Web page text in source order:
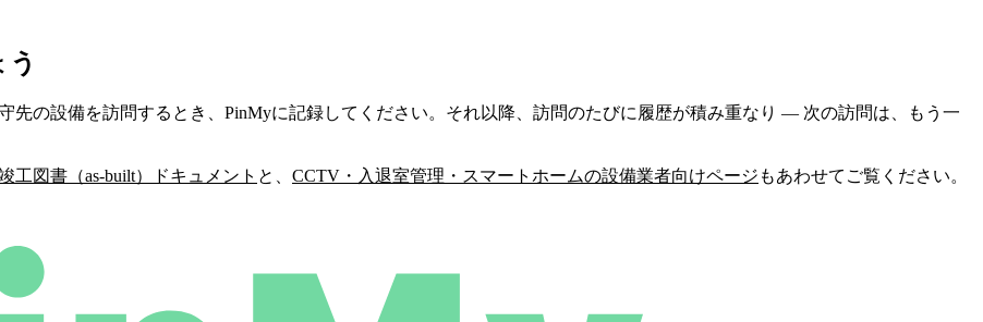
先の設備を訪問するとき、PinMyに記録してください。それ以降、訪問のたびに履歴が積み重なり ― 次の訪問は、もう一
工図書（as-built）ドキュメント と、 CCTV・入退室管理・スマートホームの設備業者向けページ もあわせてご覧ください。